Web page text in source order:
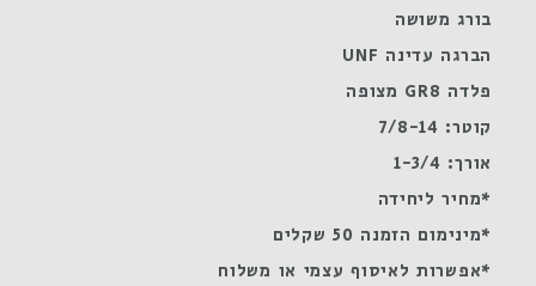
מצופה
בורג משושה
הברגה עדינה UNF
פלדה GR8 מצופה
קוטר: 7/8-14
אורך: 1-3/4
*מחיר ליחידה
*מינימום הזמנה 50 שקלים
*אפשרות לאיסוף עצמי או משלוח